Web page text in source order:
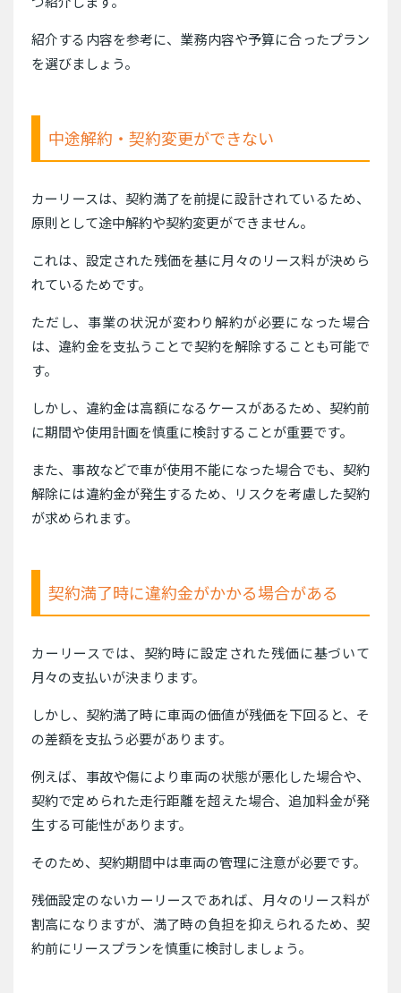
紹介する内容を参考に、業務内容や予算に合ったプラン
を選びましょう。
中途解約・契約変更ができない
カーリースは、契約満了を前提に設計されているため、
原則として途中解約や契約変更ができません。
これは、設定された残価を基に月々のリース料が決めら
れているためです。
ただし、事業の状況が変わり解約が必要になった場合
は、違約金を支払うことで契約を解除することも可能で
す。
しかし、違約金は高額になるケースがあるため、契約前
に期間や使用計画を慎重に検討することが重要です。
また、事故などで車が使用不能になった場合でも、契約
解除には違約金が発生するため、リスクを考慮した契約
が求められます。
契約満了時に違約金がかかる場合がある
カーリースでは、契約時に設定された残価に基づいて
月々の支払いが決まります。
しかし、契約満了時に車両の価値が残価を下回ると、そ
の差額を支払う必要があります。
例えば、事故や傷により車両の状態が悪化した場合や、
契約で定められた走行距離を超えた場合、追加料金が発
生する可能性があります。
そのため、契約期間中は車両の管理に注意が必要です。
残価設定のないカーリースであれば、月々のリース料が
割高になりますが、満了時の負担を抑えられるため、契
約前にリースプランを慎重に検討しましょう。